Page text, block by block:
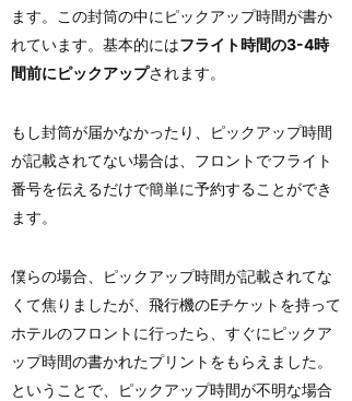
ます。この封筒の中にピックアップ時間が書か
れています。基本的にはフライト時間の3-4時
間前にピックアップされます。
もし封筒が届かなかったり、ピックアップ時間
が記載されてない場合は、フロントでフライト
番号を伝えるだけで簡単に予約することができ
ます。
僕らの場合、ピックアップ時間が記載されてな
くて焦りましたが、飛行機のEチケットを持って
ホテルのフロントに行ったら、すぐにピックア
ップ時間の書かれたプリントをもらえました。
ということで、ピックアップ時間が不明な場合